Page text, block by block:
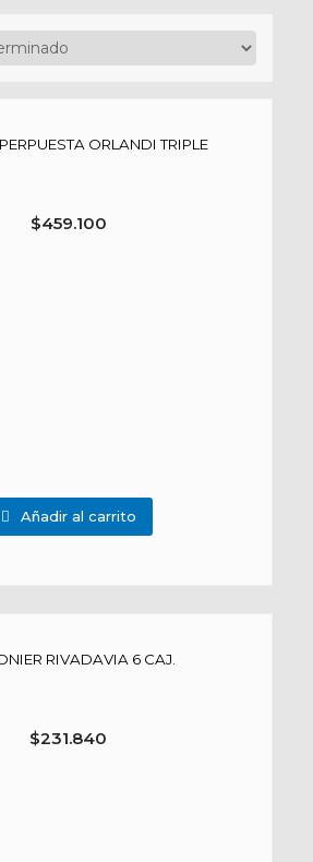
ORLANDI TRIPLE
$459.100
Añadir al carrito
RIVADAVIA 6 CAJ.
$231.840